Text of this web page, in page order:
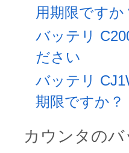
用期限ですか
バッテリ
ださい
バッテリ
期限ですか？
カウンタのバ